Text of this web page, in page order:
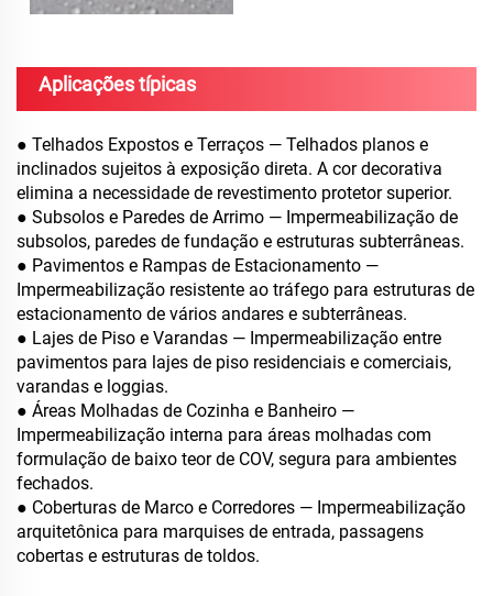
Aplicações típicas
● Telhados Expostos e Terraços — Telhados planos e
inclinados sujeitos à exposição direta. A cor decorativa
elimina a necessidade de revestimento protetor superior.
● Subsolos e Paredes de Arrimo — Impermeabilização de
subsolos, paredes de fundação e estruturas subterrâneas.
● Pavimentos e Rampas de Estacionamento —
Impermeabilização resistente ao tráfego para estruturas de
estacionamento de vários andares e subterrâneas.
● Lajes de Piso e Varandas — Impermeabilização entre
pavimentos para lajes de piso residenciais e comerciais,
varandas e loggias.
● Áreas Molhadas de Cozinha e Banheiro —
Impermeabilização interna para áreas molhadas com
formulação de baixo teor de COV, segura para ambientes
fechados.
● Coberturas de Marco e Corredores — Impermeabilização
arquitetônica para marquises de entrada, passagens
cobertas e estruturas de toldos.